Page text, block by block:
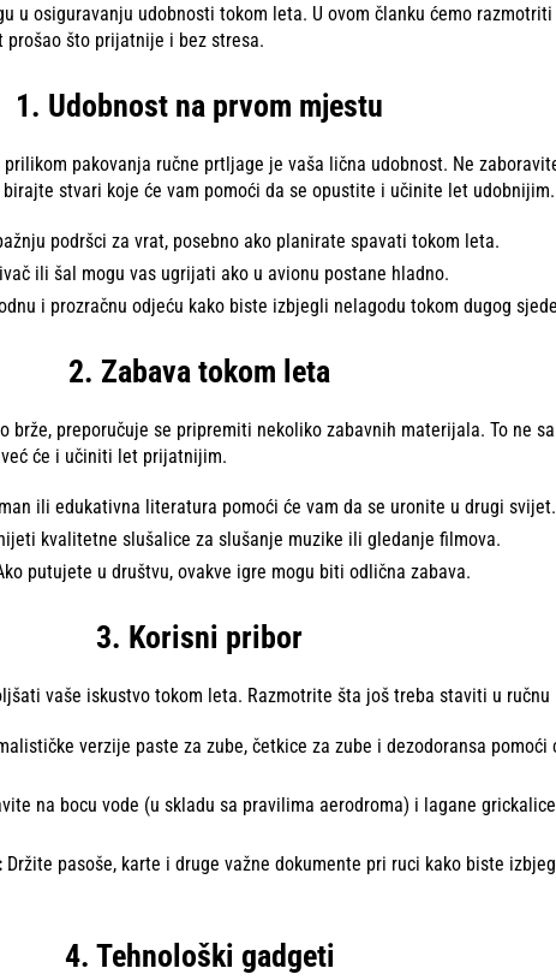
u osiguravanju udobnosti tokom leta. U ovom članku ćemo
što prijatnije i bez stresa.
1. Udobnost na prvom mjestu
pakovanja ručne prtljage je vaša lična udobnost. Ne
stvari koje će vam pomoći da se opustite i učinite let udobnijim.
podršci za vrat, posebno ako planirate spavati tokom leta.
ili šal mogu vas ugrijati ako u avionu postane hladno.
i prozračnu odjeću kako biste izbjegli nelagodu tokom dugog
2. Zabava tokom leta
brže, preporučuje se pripremiti nekoliko zabavnih materijala. To ne
će i učiniti let prijatnijim.
ili edukativna literatura pomoći će vam da se uronite u drugi svijet.
kvalitetne slušalice za slušanje muzike ili gledanje filmova.
putujete u društvu, ovakve igre mogu biti odlična zabava.
3. Korisni pribor
vaše iskustvo tokom leta. Razmotrite šta još treba staviti u ručnu
verzije paste za zube, četkice za zube i dezodoransa pomoći
na bocu vode (u skladu sa pravilima aerodroma) i lagane
Držite pasoše, karte i druge važne dokumente pri ruci kako biste
4. Tehnološki gadgeti